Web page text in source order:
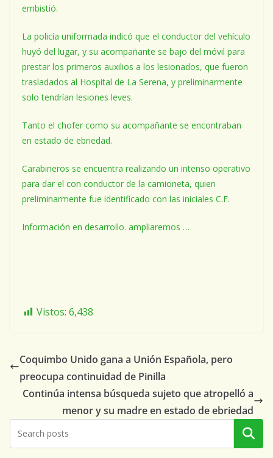
embistió.
La policía uniformada indicó que el conductor del vehículo
huyó del lugar, y su acompañante se bajo del móvil para
prestar los primeros auxilios a los lesionados, que fueron
trasladados al Hospital de La Serena, y preliminarmente
solo tendrían lesiones leves.
Tanto el chofer como su acompañante se encontraban
en estado de ebriedad.
Carabineros se encuentra realizando un intenso operativo
para dar el con conductor de la camioneta, quien
preliminarmente fue identificado con las iniciales C.F.
Información en desarrollo. ampliaremos …
Vistos: 6,438
Coquimbo Unido gana a Unión Española, pero
preocupa continuidad de Pinilla
Continúa intensa búsqueda sujeto que atropelló a
menor y su madre en estado de ebriedad
Buscar